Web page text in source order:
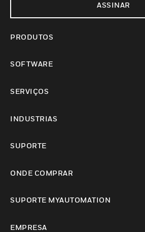
ASSINAR
PRODUTOS
SOFTWARE
SERVIÇOS
INDUSTRIAS
SUPORTE
ONDE COMPRAR
SUPORTE MYAUTOMATION
EMPRESA